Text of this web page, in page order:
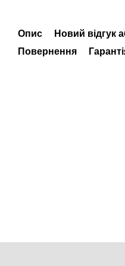
Опис
Новий відгук
Повернення